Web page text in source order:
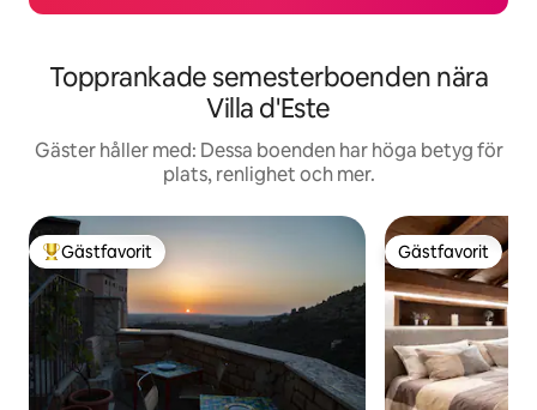
Topprankade semesterboenden nära
Villa d'Este
Gäster håller med: Dessa boenden har höga betyg för
plats, renlighet och mer.
Populär gästfavorit
Gästfavorit Gästfavorit
Gästfavorit